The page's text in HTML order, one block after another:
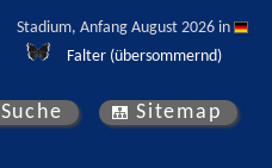
Stadium, Anfang August 2026 in
Falter (übersommernd)
Suche Sitemap